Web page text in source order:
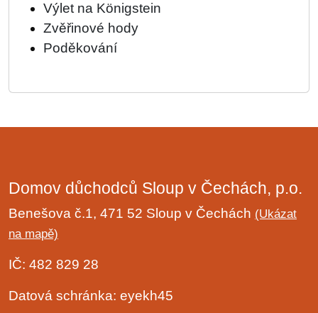
Výlet na Königstein
Zvěřinové hody
Poděkování
Domov důchodců Sloup v Čechách, p.o.
Benešova č.1, 471 52 Sloup v Čechách (Ukázat
na mapě)
IČ: 482 829 28
Datová schránka: eyekh45